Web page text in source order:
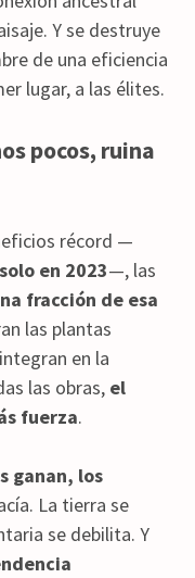
Y se destruye
de una eficiencia
lugar, a las élites.
pocos, ruina
récord —
en 2023—, las
fracción de esa
las plantas
en la
las obras, el
fuerza.
ganan, los
La tierra se
se debilita. Y